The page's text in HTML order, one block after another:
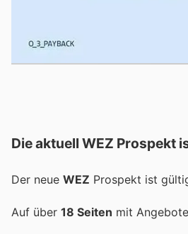
Die aktuell WEZ Prospekt
Der neue WEZ Prospekt ist
Auf über 18 Seiten mit